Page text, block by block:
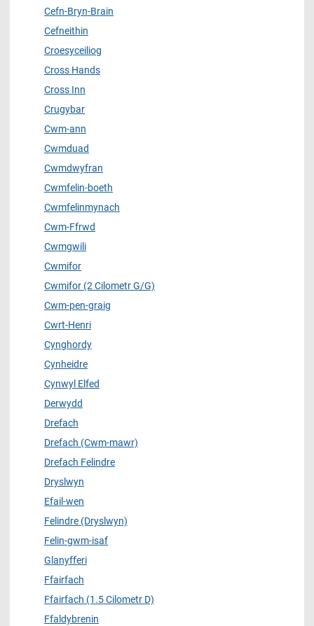
Cefn-Bryn-Brain
Cefneithin
Croesyceiliog
Cross Hands
Cross Inn
Crugybar
Cwm-ann
Cwmduad
Cwmdwyfran
Cwmfelin-boeth
Cwmfelinmynach
Cwm-Ffrwd
Cwmgwili
Cwmifor
Cwmifor (2 Cilometr G/G)
Cwm-pen-graig
Cwrt-Henri
Cynghordy
Cynheidre
Cynwyl Elfed
Derwydd
Drefach
Drefach (Cwm-mawr)
Drefach Felindre
Dryslwyn
Efail-wen
Felindre (Dryslwyn)
Felin-gwm-isaf
Glanyfferi
Ffairfach
Ffairfach (1.5 Cilometr D)
Ffaldybrenin